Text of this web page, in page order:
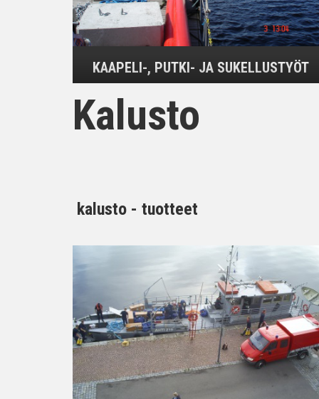
KAAPELI-, PUTKI- JA SUKELLUSTYÖT
Kalusto
kalusto - tuotteet